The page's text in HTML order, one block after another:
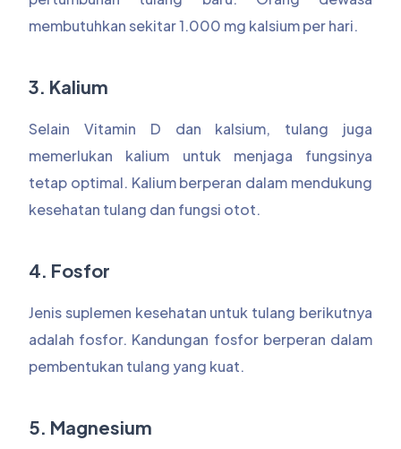
membutuhkan sekitar 1.000 mg kalsium per hari.
3. Kalium
Selain Vitamin D dan kalsium, tulang juga
memerlukan kalium untuk menjaga fungsinya
tetap optimal. Kalium berperan dalam mendukung
kesehatan tulang dan fungsi otot.
4. Fosfor
Jenis suplemen kesehatan untuk tulang berikutnya
adalah fosfor. Kandungan fosfor berperan dalam
pembentukan tulang yang kuat.
5. Magnesium